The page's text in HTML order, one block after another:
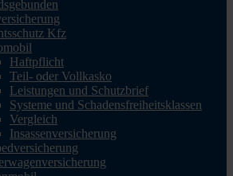
Kfz
Haftpflicht
Teil- oder Vollkasko
Leistungen und Schutzbrief
Systeme und Schadensfreiheitsklassen
Vergleich
Insassenversicherung